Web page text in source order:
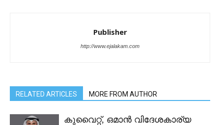
Publisher
http://www.ejalakam.com
RELATED ARTICLES MORE FROM AUTHOR
കുവൈറ്റ്, ഒമാൻ വിദേശകാര്യ